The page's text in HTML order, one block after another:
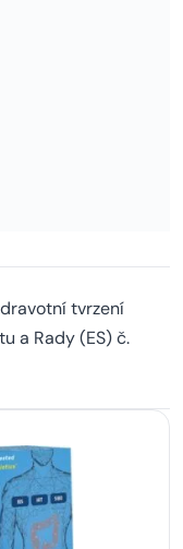
tvrzení
a Rady (ES) č.